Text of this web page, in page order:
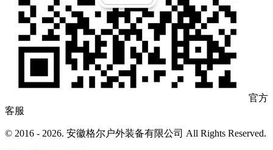
官方
客服
© 2016 - 2026. 安徽格尔户外装备有限公司 All Rights Reserved.